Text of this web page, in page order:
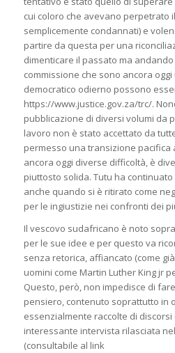
cui coloro che avevano perpetrato
semplicemente condannati) e
partire da questa per una
dimenticare il passato ma
commissione che sono ancora
democratico odierno possono
https://www.justice.gov.za/trc/.
pubblicazione di diversi volumi da
lavoro non è stato accettato da
permesso una transizione pacifica
ancora oggi diverse difficoltà, è
piuttosto solida. Tutu ha
anche quando si è ritirato come
per le ingiustizie nei confronti dei
Il vescovo sudafricano è noto
per le sue idee e per questo va
senza retorica, affiancato (come
uomini come Martin Luther King jr
Questo, però, non impedisce di
pensiero, contenuto soprattutto in
essenzialmente raccolte di
interessante intervista rilasciata
(consultabile al link